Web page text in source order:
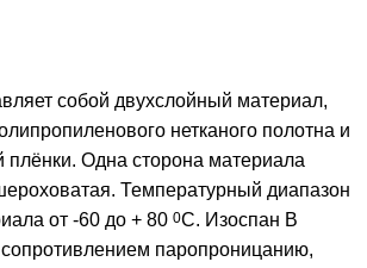
собой двухслойный материал,
нетканого полотна и
плёнки. Одна сторона материала
Температурный диапазон
от -60 до + 80 0С. Изоспан В
паропроницанию,